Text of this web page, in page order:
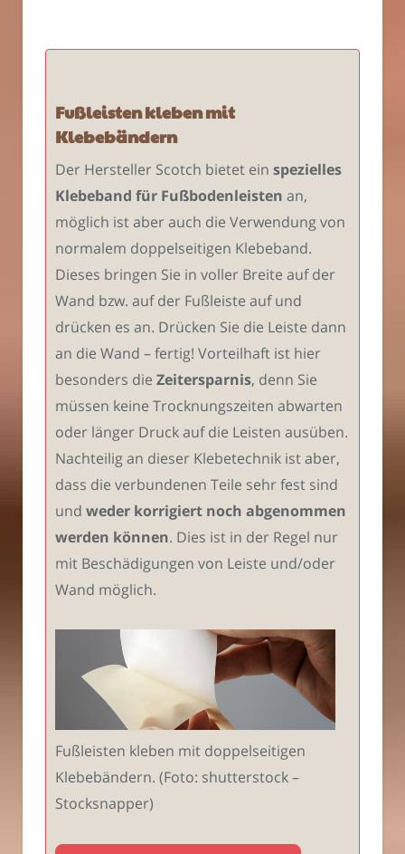
Fußleisten kleben mit
Klebebändern
Der Hersteller Scotch bietet ein spezielles
Klebeband für Fußbodenleisten an,
möglich ist aber auch die Verwendung von
normalem doppelseitigen Klebeband.
Dieses bringen Sie in voller Breite auf der
Wand bzw. auf der Fußleiste auf und
drücken es an. Drücken Sie die Leiste dann
an die Wand – fertig! Vorteilhaft ist hier
besonders die Zeitersparnis, denn Sie
müssen keine Trocknungszeiten abwarten
oder länger Druck auf die Leisten ausüben.
Nachteilig an dieser Klebetechnik ist aber,
dass die verbundenen Teile sehr fest sind
und weder korrigiert noch abgenommen
werden können. Dies ist in der Regel nur
mit Beschädigungen von Leiste und/oder
Wand möglich.
Fußleisten kleben mit doppelseitigen
Klebebändern. (Foto: shutterstock –
Stocksnapper)